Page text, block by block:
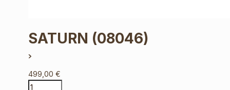
SATURN (08046)
499,00€